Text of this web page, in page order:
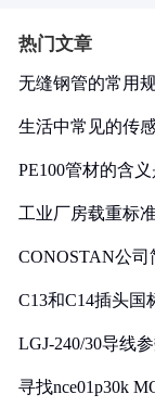
热门文章
无缝钢管的常用
生活中常见的传
PE100管材的含
工业厂房载重标
CONOSTAN公司
C13和C14插头
LGJ-240/30导线
寻找nce01p30k